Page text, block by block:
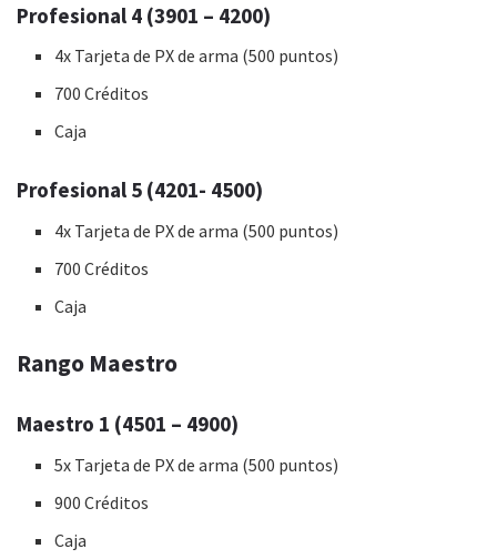
Profesional 4 (3901 – 4200)
4x Tarjeta de PX de arma (500 puntos)
700 Créditos
Caja
Profesional 5 (4201- 4500)
4x Tarjeta de PX de arma (500 puntos)
700 Créditos
Caja
Rango Maestro
Maestro 1 (4501 – 4900)
5x Tarjeta de PX de arma (500 puntos)
900 Créditos
Caja